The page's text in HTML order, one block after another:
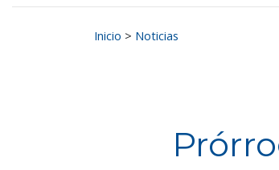
Inicio > Noticias